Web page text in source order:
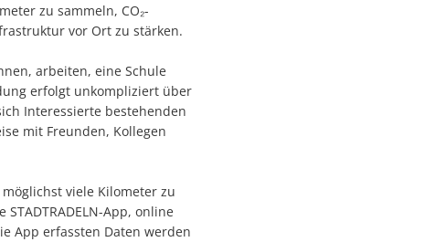
zu sammeln, CO₂-
vor Ort zu stärken.
arbeiten, eine Schule
erfolgt unkompliziert über
Interessierte bestehenden
mit Freunden, Kollegen
viele Kilometer zu
App, online
App erfassten Daten werden